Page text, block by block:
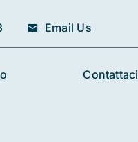
Email Us
Contattaci